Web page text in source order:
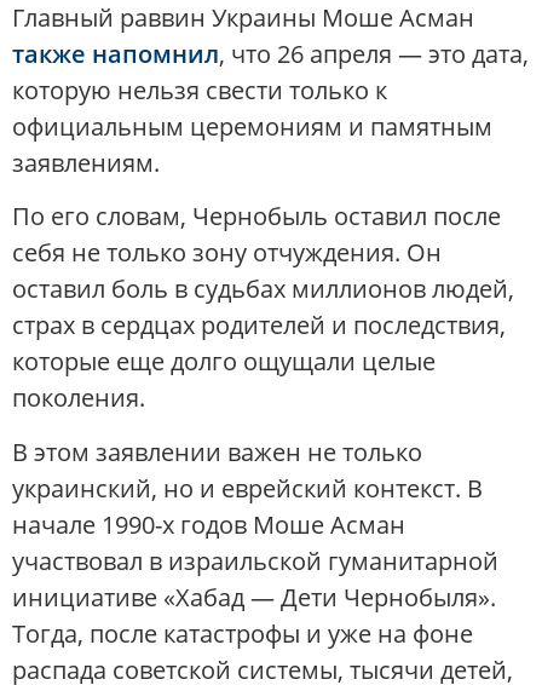
Главный раввин Украины Моше Асман
также напомнил, что 26 апреля — это дата,
которую нельзя свести только к
официальным церемониям и памятным
заявлениям.
По его словам, Чернобыль оставил после
себя не только зону отчуждения. Он
оставил боль в судьбах миллионов людей,
страх в сердцах родителей и последствия,
которые еще долго ощущали целые
поколения.
В этом заявлении важен не только
украинский, но и еврейский контекст. В
начале 1990-х годов Моше Асман
участвовал в израильской гуманитарной
инициативе «Хабад — Дети Чернобыля».
Тогда, после катастрофы и уже на фоне
распада советской системы, тысячи детей,